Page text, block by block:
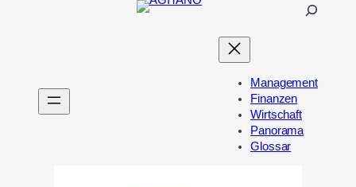
n
Management
Finanzen
Wirtschaft
Panorama
Glossar